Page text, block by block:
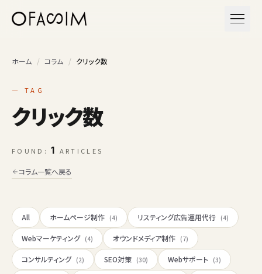
メニ
ホーム / コラム / クリック数
— TAG
クリック数
FOUND:1 ARTICLES
コラム一覧へ戻る
All ホームページ制作 (4) リスティング広告運用代行 (4)
Webマーケティング (4) オウンドメディア制作 (7)
コンサルティング (2) SEO対策 (30) Webサポート (3)